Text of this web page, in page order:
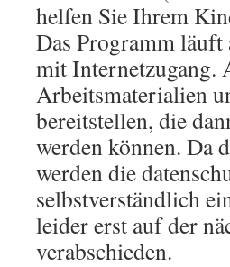
helfen Sie Ihrem
Das Programm läuft
mit Internetzugang.
Arbeitsmaterialien
bereitstellen, die
werden können. Da
werden die
selbstverständlich
leider erst auf der
verabschieden.